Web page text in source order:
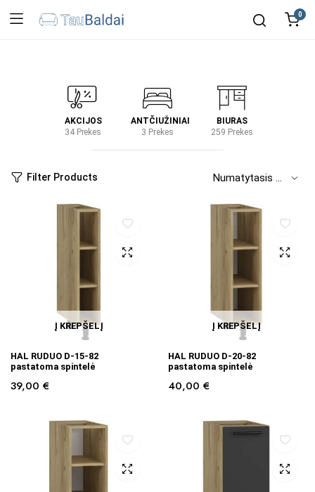
0
AKCIJOS
34 Prekes
ANTČIUŽINIAI
3 Prekes
BIURAS
259 Prekes
Filter Products
Į KREPŠELĮ
HAL RUDUO D-15-82
pastatoma spintelė
39,00 €
Į KREPŠELĮ
HAL RUDUO D-20-82
pastatoma spintelė
40,00 €